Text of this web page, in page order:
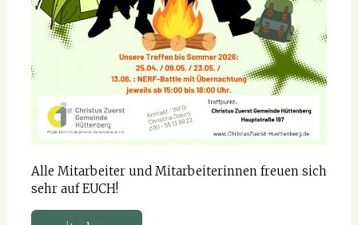
Alle Mitarbeiter und Mitarbeiterinnen freuen sich
sehr auf EUCH!